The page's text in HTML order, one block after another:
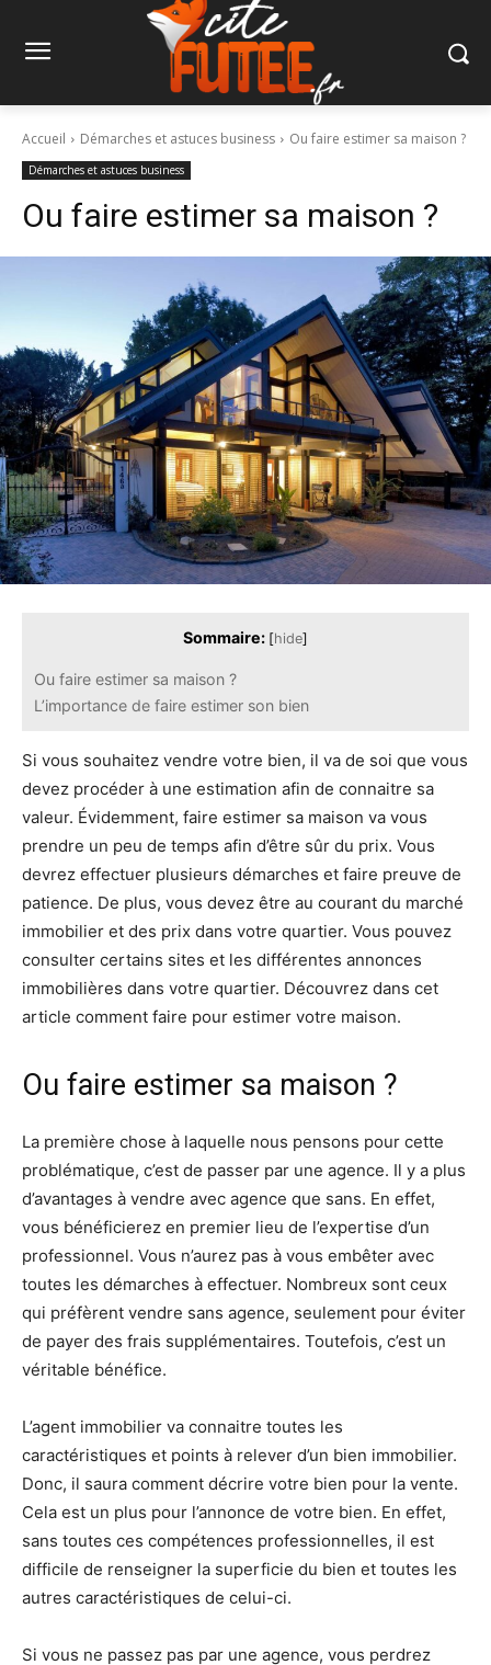
Accueil Démarches et astuces business Ou faire estimer sa maison ?
Démarches et astuces business
Ou faire estimer sa maison ?
Sommaire: [hide]
Ou faire estimer sa maison ?
L’importance de faire estimer son bien
Si vous souhaitez vendre votre bien, il va de soi que vous
devez procéder à une estimation afin de connaitre sa
valeur. Évidemment, faire estimer sa maison va vous
prendre un peu de temps afin d’être sûr du prix. Vous
devrez effectuer plusieurs démarches et faire preuve de
patience. De plus, vous devez être au courant du marché
immobilier et des prix dans votre quartier. Vous pouvez
consulter certains sites et les différentes annonces
immobilières dans votre quartier. Découvrez dans cet
article comment faire pour estimer votre maison.
Ou faire estimer sa maison ?
La première chose à laquelle nous pensons pour cette
problématique, c’est de passer par une agence. Il y a plus
d’avantages à vendre avec agence que sans. En effet,
vous bénéficierez en premier lieu de l’expertise d’un
professionnel. Vous n’aurez pas à vous embêter avec
toutes les démarches à effectuer. Nombreux sont ceux
qui préfèrent vendre sans agence, seulement pour éviter
de payer des frais supplémentaires. Toutefois, c’est un
véritable bénéfice.
L’agent immobilier va connaitre toutes les
caractéristiques et points à relever d’un bien immobilier.
Donc, il saura comment décrire votre bien pour la vente.
Cela est un plus pour l’annonce de votre bien. En effet,
sans toutes ces compétences professionnelles, il est
difficile de renseigner la superficie du bien et toutes les
autres caractéristiques de celui-ci.
Si vous ne passez pas par une agence, vous perdrez